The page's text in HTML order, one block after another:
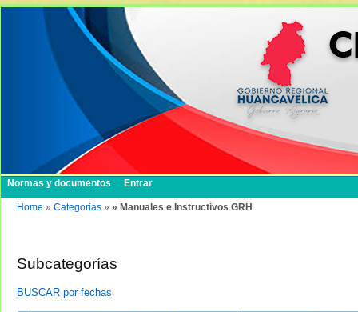
Normas y documentos Entrar
Home » Categorias » » Manuales e Instructivos GRH
Subcategorías
BUSCAR por fechas